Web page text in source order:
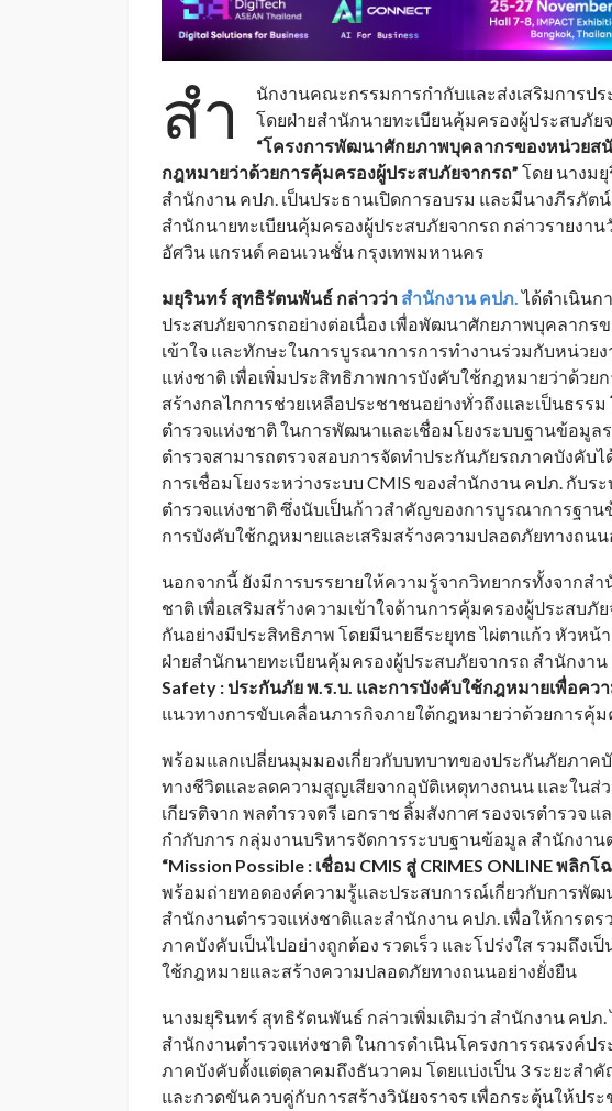
สำ
นักงานคณะกรรมการกำกับและส่งเสริมการป
โดยฝ่ายสำนักนายทะเบียนคุ้มครองผู้ประสบภัย
“โครงการพัฒนาศักยภาพบุคลากรของหน่วยส
กฎหมายว่าด้วยการคุ้มครองผู้ประสบภัยจากรถ” โดย นางม
สำนักงาน คปภ. เป็นประธานเปิดการอบรม และมีนางภีรภัต
สำนักนายทะเบียนคุ้มครองผู้ประสบภัยจากรถ กล่าวรายงา
อัศวิน แกรนด์ คอนเวนชั่น กรุงเทพมหานคร
มยุรินทร์ สุทธิรัตนพันธ์ กล่าวว่า สำนักงาน คปภ.ได้ดำเนินก
ประสบภัยจากรถอย่างต่อเนื่อง เพื่อพัฒนาศักยภาพบุคลาก
เข้าใจ และทักษะในการบูรณาการการทำงานร่วมกับหน่วย
แห่งชาติ เพื่อเพิ่มประสิทธิภาพการบังคับใช้กฎหมายว่าด้วย
สร้างกลไกการช่วยเหลือประชาชนอย่างทั่วถึงและเป็นธรร
ตำรวจแห่งชาติ ในการพัฒนาและเชื่อมโยงระบบฐานข้อมูล
ตำรวจสามารถตรวจสอบการจัดทำประกันภัยรถภาคบังคับไ
การเชื่อมโยงระหว่างระบบ CMIS ของสำนักงาน คปภ. กับร
ตำรวจแห่งชาติ ซึ่งนับเป็นก้าวสำคัญของการบูรณาการฐา
การบังคับใช้กฎหมายและเสริมสร้างความปลอดภัยทางถนน
นอกจากนี้ ยังมีการบรรยายให้ความรู้จากวิทยากรทั้งจากส
ชาติ เพื่อเสริมสร้างความเข้าใจด้านการคุ้มครองผู้ประสบ
กันอย่างมีประสิทธิภาพ โดยมีนายธีระยุทธ ไผ่ตาแก้ว หัวห
ฝ่ายสำนักนายทะเบียนคุ้มครองผู้ประสบภัยจากรถ สำนักงา
Safety : ประกันภัย พ.ร.บ. และการบังคับใช้กฎหมายเพื่อคว
แนวทางการขับเคลื่อนภารกิจภายใต้กฎหมายว่าด้วยการคุ้
พร้อมแลกเปลี่ยนมุมมองเกี่ยวกับบทบาทของประกันภัยภาค
ทางชีวิตและลดความสูญเสียจากอุบัติเหตุทางถนน และในส่
เกียรติจาก พลตำรวจตรี เอกราช ลิ้มสังกาศ รองจเรตำรวจ
กำกับการ กลุ่มงานบริหารจัดการระบบฐานข้อมูล สำนักงา
“Mission Possible : เชื่อม CMIS สู่ CRIMES ONLINE พลิ
พร้อมถ่ายทอดองค์ความรู้และประสบการณ์เกี่ยวกับการพัฒ
สำนักงานตำรวจแห่งชาติและสำนักงาน คปภ. เพื่อให้การต
ภาคบังคับเป็นไปอย่างถูกต้อง รวดเร็ว และโปร่งใส รวมถึง
ใช้กฎหมายและสร้างความปลอดภัยทางถนนอย่างยั่งยืน
นางมยุรินทร์ สุทธิรัตนพันธ์ กล่าวเพิ่มเติมว่า สำนักงาน คป
สำนักงานตำรวจแห่งชาติ ในการดำเนินโครงการรณรงค์ป
ภาคบังคับตั้งแต่ตุลาคมถึงธันวาคม โดยแบ่งเป็น 3 ระยะสำ
และกวดขันควบคู่กับการสร้างวินัยจราจร เพื่อกระตุ้นให้ปร